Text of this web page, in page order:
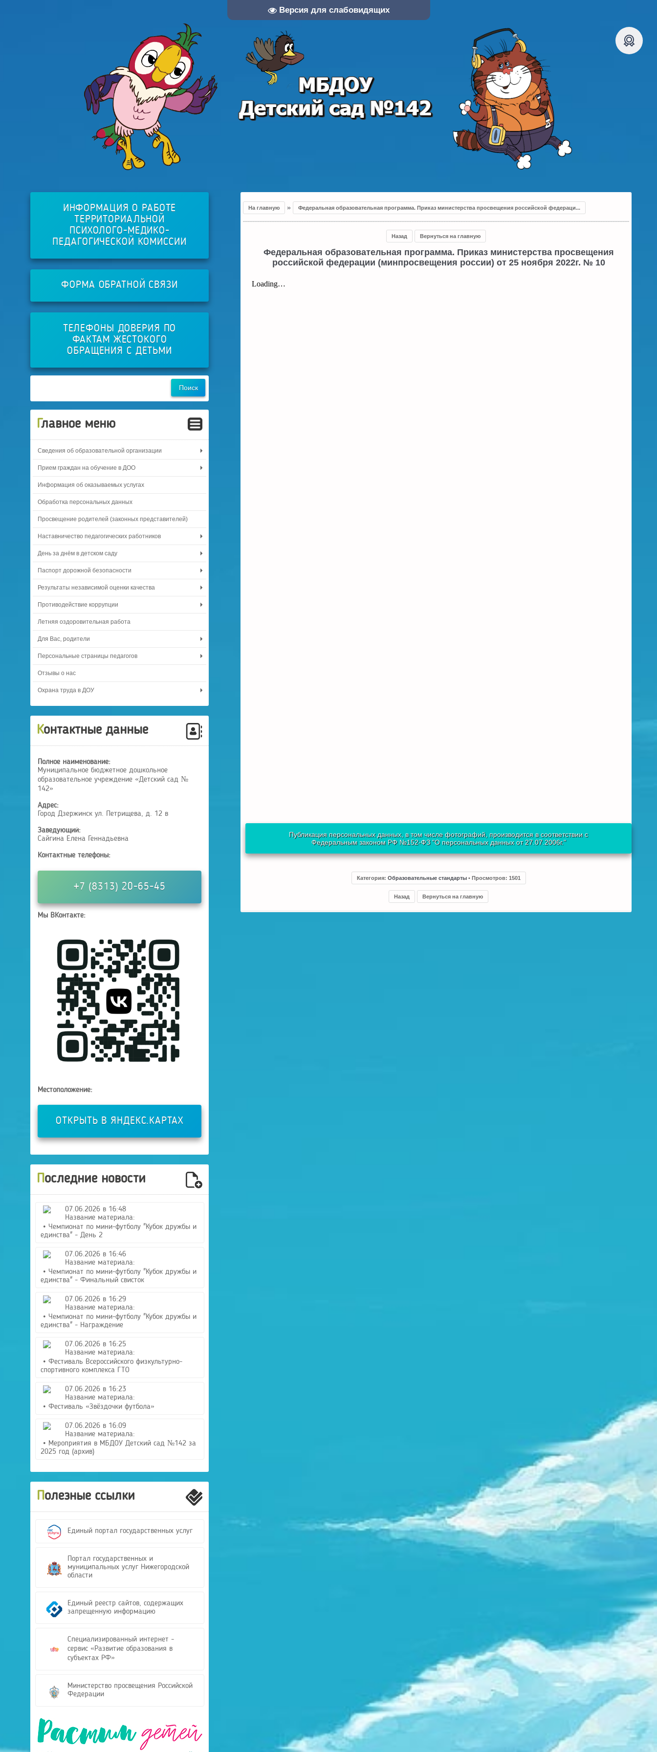
Версия для слабовидящих
ИНФОРМАЦИЯ О РАБОТЕ
ТЕРРИТОРИАЛЬНОЙ
ПСИХОЛОГО-МЕДИКО-
ПЕДАГОГИЧЕСКОЙ КОМИССИИ
ФОРМА ОБРАТНОЙ СВЯЗИ
ТЕЛЕФОНЫ ДОВЕРИЯ ПО
ФАКТАМ ЖЕСТОКОГО
ОБРАЩЕНИЯ С ДЕТЬМИ
Главное меню
Сведения об образовательной организации
Прием граждан на обучение в ДОО
Информация об оказываемых услугах
Обработка персональных данных
Просвещение родителей (законных представителей)
Наставничество педагогических работников
День за днём в детском саду
Паспорт дорожной безопасности
Результаты независимой оценки качества
Противодействие коррупции
Летняя оздоровительная работа
Для Вас, родители
Персональные страницы педагогов
Отзывы о нас
Охрана труда в ДОУ
Контактные данные
Полное наименование:
Муниципальное бюджетное дошкольное
образовательное учреждение «Детский сад №
142»
Адрес:
Город Дзержинск ул. Петрищева, д. 12 в
Заведующий:
Сайгина Елена Геннадьевна
Контактные телефоны:
+7 (8313) 20-65-45
Мы ВКонтакте:
Местоположение:
ОТКРЫТЬ В ЯНДЕКС.КАРТАХ
Последние новости
07.06.2026 в 16:48
Название материала:
• Чемпионат по мини-футболу "Кубок дружбы и
единства" - День 2
07.06.2026 в 16:46
Название материала:
• Чемпионат по мини-футболу "Кубок дружбы и
единства" - Финальный свисток
07.06.2026 в 16:29
Название материала:
• Чемпионат по мини-футболу "Кубок дружбы и
единства" - Награждение
07.06.2026 в 16:25
Название материала:
• Фестиваль Всероссийского физкультурно-
спортивного комплекса ГТО
07.06.2026 в 16:23
Название материала:
• Фестиваль «Звёздочки футбола»
07.06.2026 в 16:09
Название материала:
• Мероприятия в МБДОУ Детский сад №142 за
2025 год (архив)
Полезные ссылки
Единый портал государственных услуг
Портал государственных и
муниципальных услуг Нижегородской
области
Единый реестр сайтов, содержащих
запрещенную информацию
Специализированный интернет -
сервис «Развитие образования в
субъектах РФ»
Министерство просвещения Российской
Федерации
На главную » Федеральная образовательная программа. Приказ министерства просвещения российской федераци...
Назад Вернуться на главную
Федеральная образовательная программа. Приказ министерства просвещения
российской федерации (минпросвещения россии) от 25 ноября 2022г. № 10
Публикация персональных данных, в том числе фотографий, производится в соответствии с
Федеральным законом РФ №152-ФЗ "О персональных данных от 27.07.2006г."
Категория: Образовательные стандарты• Просмотров: 1501
Назад Вернуться на главную